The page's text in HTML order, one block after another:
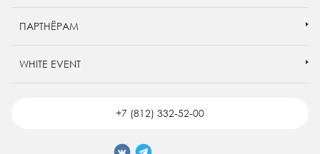
ПАРТНЁРАМ
WHITE EVENT
+7 (812) 332-52-00